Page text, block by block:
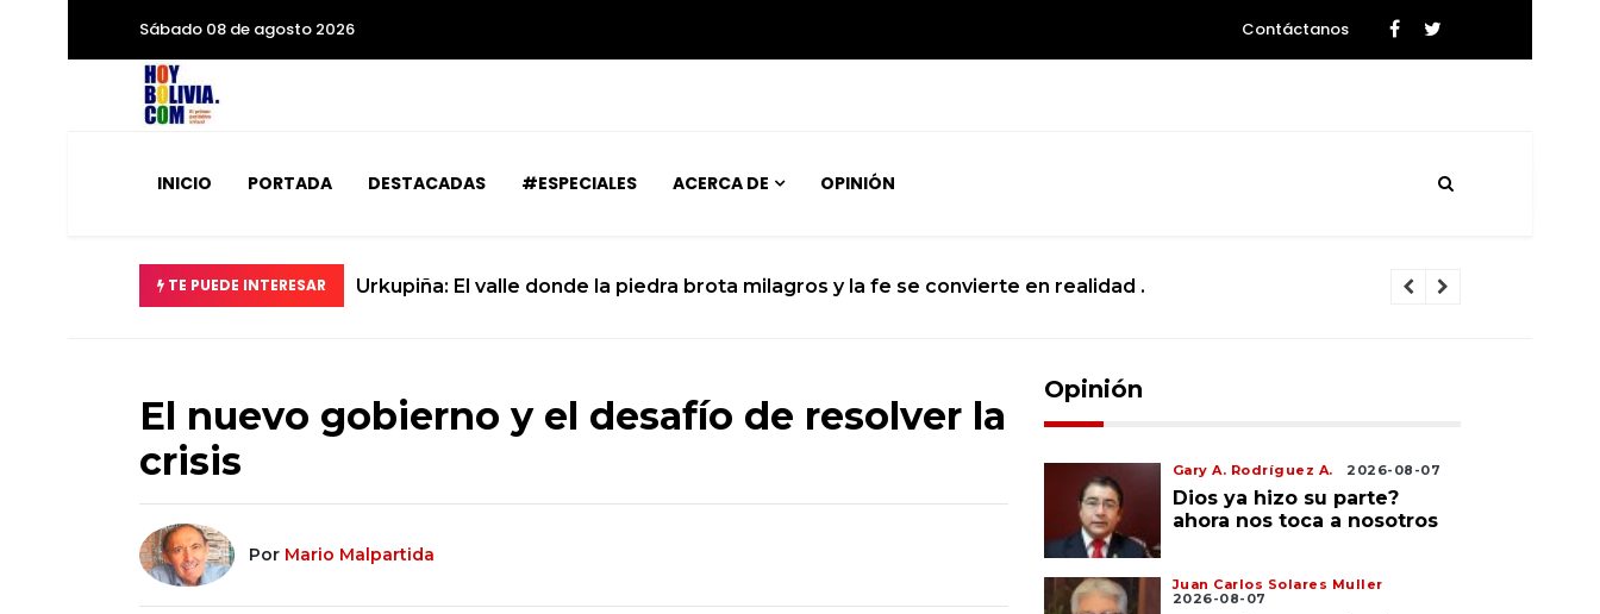
Sábado 08 de agosto 2026 Contáctanos
INICIO PORTADA DESTACADAS #ESPECIALES ACERCA DE OPINIÓN
TE PUEDE INTERESAR
Urkupiña: El valle donde la piedra brota milagros y la fe se convierte en realidad . La ciencia se prepara para el histórico
El nuevo gobierno y el desafío de resolver la
crisis
Por Mario Malpartida
Opinión
Gary A. Rodríguez A. 2026-08-07
Dios ya hizo su parte?
ahora nos toca a nosotros
Juan Carlos Solares Muller
2026-08-07